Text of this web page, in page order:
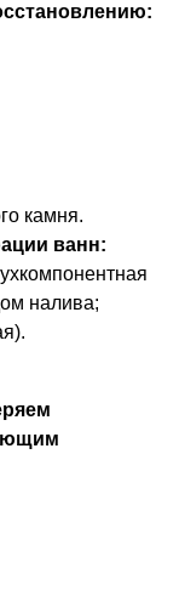
камня.
ванн:
налива;